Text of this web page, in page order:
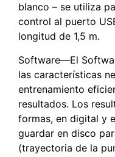
blanco – se utiliza
control al puerto
longitud de 1,5 m.
Software—El
las características
entrenamiento
resultados. Los
formas, en digital y
guardar en disco
(trayectoria de la